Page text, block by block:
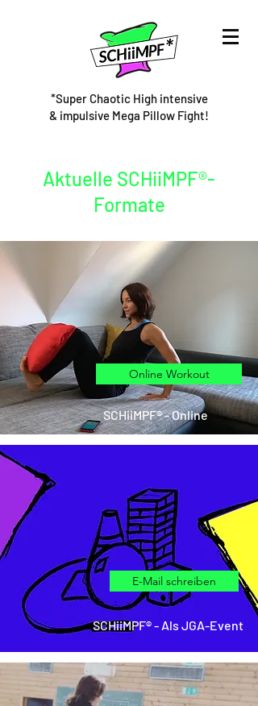
*Super Chaotic High intensive
& impulsive Mega Pillow Fight!
Aktuelle SCHiiMPF®-
Formate
Online Workout
SCHiiMPF® - Online
E-Mail schreiben
SCHiiMPF® - Als JGA-Event